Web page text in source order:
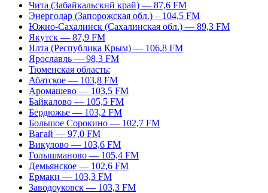
Чита (Забайкальский край) — 87,6 FM
Энергодар (Запорожская обл.) – 104,5 FM
Южно-Сахалинск (Сахалинская обл.) — 89,3 FM
Якутск — 87,9 FM
Ялта (Республика Крым) — 106,8 FM
Ярославль — 98,3 FM
Тюменская область:
Абатское — 103,8 FM
Аромашево — 103,5 FM
Байкалово — 105,5 FM
Бердюжье — 103,2 FM
Большое Сорокино — 102,7 FM
Вагай — 97,0 FM
Викулово — 103,6 FM
Голышманово — 105,4 FM
Демьянское — 102,6 FM
Ермаки — 103,3 FM
Заводоуковск — 103,3 FM